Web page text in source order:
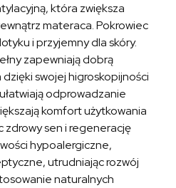
która zwiększa
materaca. Pokrowiec
i przyjemny dla skóry.
zapewniają dobrą
swojej higroskopijności
odprowadzanie
komfort użytkowania
zdrowy sen i regenerację
hypoalergiczne,
utrudniając rozwój
naturalnych